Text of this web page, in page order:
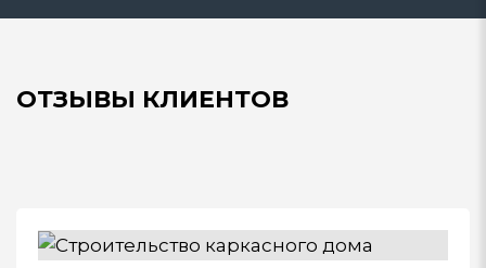
ОТЗЫВЫ КЛИЕНТОВ